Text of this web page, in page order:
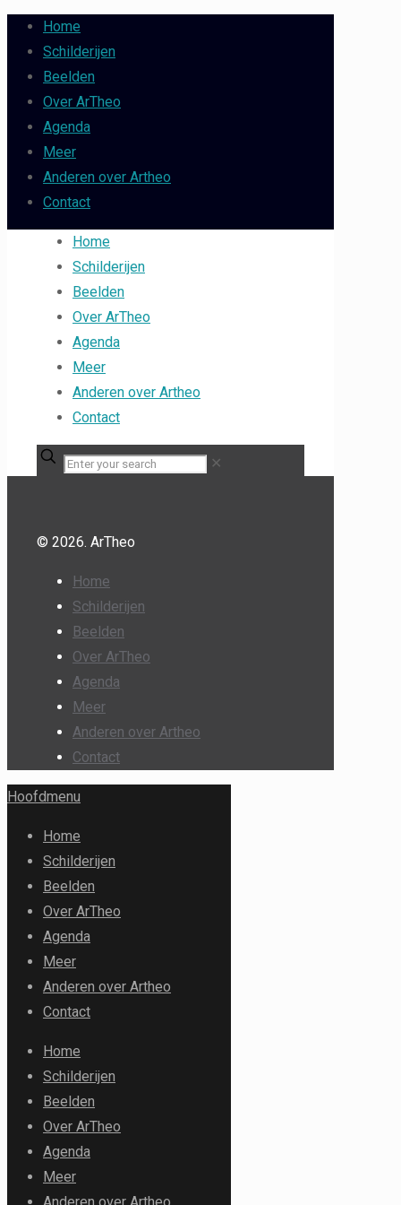
Home
Schilderijen
Beelden
Over ArTheo
Agenda
Meer
Anderen over Artheo
Contact
Home
Schilderijen
Beelden
Over ArTheo
Agenda
Meer
Anderen over Artheo
Contact
✕
© 2026. ArTheo
Home
Schilderijen
Beelden
Over ArTheo
Agenda
Meer
Anderen over Artheo
Contact
Hoofdmenu
Home
Schilderijen
Beelden
Over ArTheo
Agenda
Meer
Anderen over Artheo
Contact
Home
Schilderijen
Beelden
Over ArTheo
Agenda
Meer